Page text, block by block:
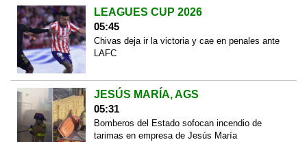
LEAGUES CUP 2026
05:45
Chivas deja ir la victoria y cae en penales ante
LAFC
JESÚS MARÍA, AGS
05:31
Bomberos del Estado sofocan incendio de
tarimas en empresa de Jesús María